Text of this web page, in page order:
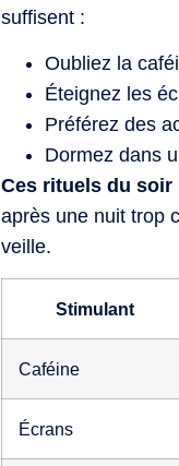
suffisent :
Oubliez la
Éteignez les
Préférez des
Dormez dans
Ces rituels du soir
après une nuit trop
veille.
Stimulant
Caféine
Écrans